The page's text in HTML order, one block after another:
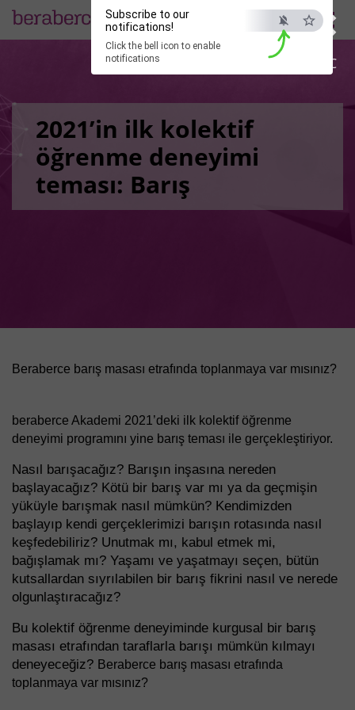
×
ESC
Subscribe to our
notifications!
Click the bell icon to enable
notifications
EN
2021’in ilk kolektif
öğrenme deneyimi
teması: Barış
Beraberce barış masası etrafında toplanmaya var mısınız?
beraberce Akademi 2021’deki ilk kolektif öğrenme
deneyimi programını yine barış teması ile gerçekleştiriyor.
Nasıl barışacağız? Barışın inşasına nereden
başlayacağız? Kötü bir barış var mı ya da geçmişin
yüküyle barışmak nasıl mümkün? Kendimizden
başlayıp kendi gerçeklerimizi barışın rotasında nasıl
keşfedebiliriz? Unutmak mı, kabul etmek mi,
bağışlamak mı? Yaşamı ve yaşatmayı seçen, bütün
kutsallardan sıyrılabilen bir barış fikrini nasıl ve nerede
olgunlaştıracağız?
Bu kolektif öğrenme deneyiminde kurgusal bir barış
masası etrafından taraflarla barışı mümkün kılmayı
deneyeceğiz? Beraberce barış masası etrafında
toplanmaya var mısınız?